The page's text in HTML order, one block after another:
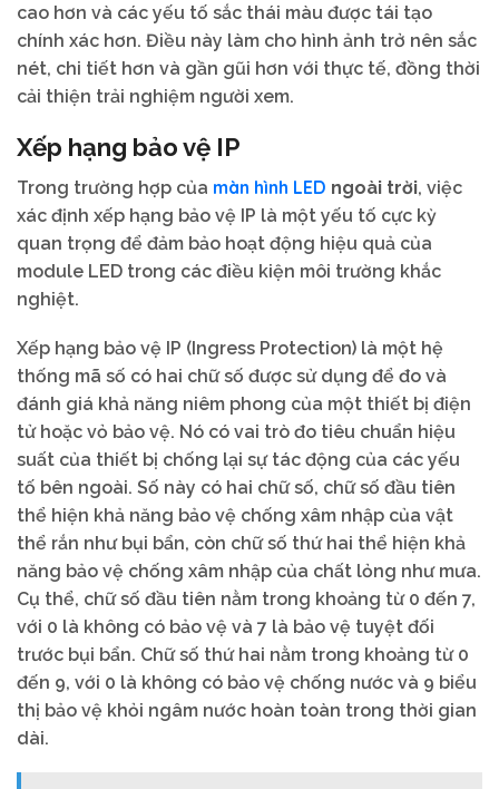
cao hơn và các yếu tố sắc thái màu được tái tạo
chính xác hơn. Điều này làm cho hình ảnh trở nên sắc
nét, chi tiết hơn và gần gũi hơn với thực tế, đồng thời
cải thiện trải nghiệm người xem.
Xếp hạng bảo vệ IP
Trong trường hợp của màn hình LED ngoài trời, việc
xác định xếp hạng bảo vệ IP là một yếu tố cực kỳ
quan trọng để đảm bảo hoạt động hiệu quả của
module LED trong các điều kiện môi trường khắc
nghiệt.
Xếp hạng bảo vệ IP (Ingress Protection) là một hệ
thống mã số có hai chữ số được sử dụng để đo và
đánh giá khả năng niêm phong của một thiết bị điện
tử hoặc vỏ bảo vệ. Nó có vai trò đo tiêu chuẩn hiệu
suất của thiết bị chống lại sự tác động của các yếu
tố bên ngoài. Số này có hai chữ số, chữ số đầu tiên
thể hiện khả năng bảo vệ chống xâm nhập của vật
thể rắn như bụi bẩn, còn chữ số thứ hai thể hiện khả
năng bảo vệ chống xâm nhập của chất lỏng như mưa.
Cụ thể, chữ số đầu tiên nằm trong khoảng từ 0 đến 7,
với 0 là không có bảo vệ và 7 là bảo vệ tuyệt đối
trước bụi bẩn. Chữ số thứ hai nằm trong khoảng từ 0
đến 9, với 0 là không có bảo vệ chống nước và 9 biểu
thị bảo vệ khỏi ngâm nước hoàn toàn trong thời gian
dài.